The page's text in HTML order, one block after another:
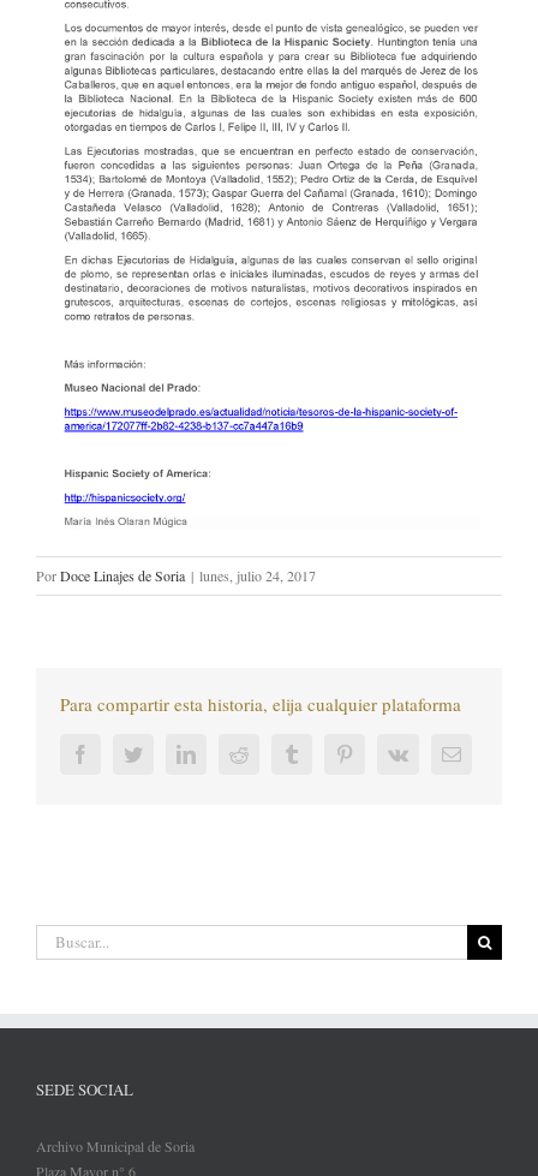
PorDoce Linajes de Soria | lunes, julio 24, 2017
Para compartir esta historia, elija cualquier plataforma
FacebookTwitterLinkedInReddit Tumblr PinterestVk
Correo
Buscar:
SEDE SOCIAL
Archivo Municipal de Soria
Plaza Mayor n° 6